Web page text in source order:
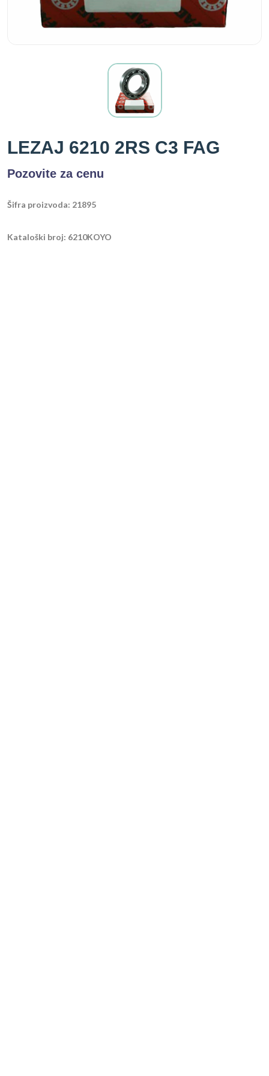
LEZAJ 6210 2RS C3 FAG
Pozovite za cenu
Šifra proizvoda: 21895
Kataloški broj: 6210KOYO